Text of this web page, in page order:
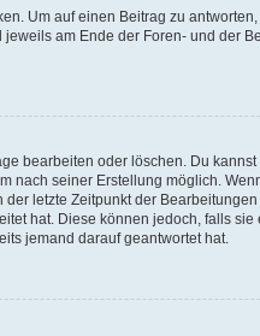
Um auf einen Beitrag zu
am Ende der Foren- und der
bearbeiten oder löschen. Du
seiner Erstellung möglich.
letzte Zeitpunkt der
hat. Diese können jedoch, falls
jemand darauf geantwortet hat.